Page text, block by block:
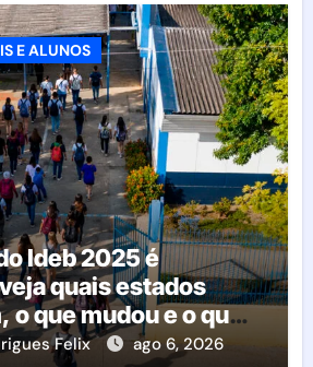
E ALUNOS
Ideb 2025 é
quais estados
o que mudou e o que
brasileira
Felix ago 6, 2026